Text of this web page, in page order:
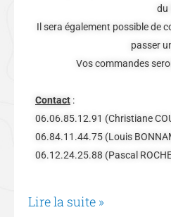
du
Il sera également possible de
passer
Vos commandes
Contact :
06.06.85.12.91 (Christiane
06.84.11.44.75 (Louis
06.12.24.25.88 (Pascal
Lire la suite »